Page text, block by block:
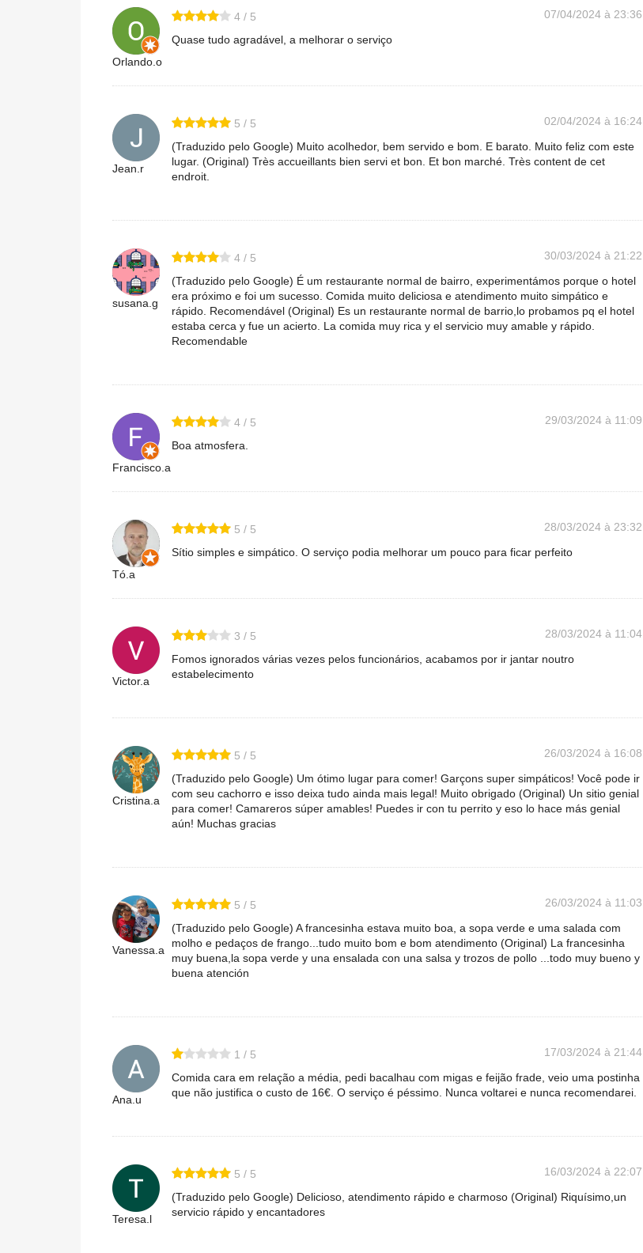
Orlando.o
4 / 5
07/04/2024 à 23:36
Quase tudo agradável, a melhorar o serviço
Jean.r
5 / 5
02/04/2024 à 16:24
(Traduzido pelo Google) Muito acolhedor, bem servido e bom. E barato. Muito feliz com este
lugar. (Original) Très accueillants bien servi et bon. Et bon marché. Très content de cet
endroit.
susana.g
4 / 5
30/03/2024 à 21:22
(Traduzido pelo Google) É um restaurante normal de bairro, experimentámos porque o hotel
era próximo e foi um sucesso. Comida muito deliciosa e atendimento muito simpático e
rápido. Recomendável (Original) Es un restaurante normal de barrio,lo probamos pq el hotel
estaba cerca y fue un acierto. La comida muy rica y el servicio muy amable y rápido.
Recomendable
Francisco.a
4 / 5
29/03/2024 à 11:09
Boa atmosfera.
Tó.a
5 / 5
28/03/2024 à 23:32
Sítio simples e simpático. O serviço podia melhorar um pouco para ficar perfeito
Victor.a
3 / 5
28/03/2024 à 11:04
Fomos ignorados várias vezes pelos funcionários, acabamos por ir jantar noutro
estabelecimento
Cristina.a
5 / 5
26/03/2024 à 16:08
(Traduzido pelo Google) Um ótimo lugar para comer! Garçons super simpáticos! Você pode ir
com seu cachorro e isso deixa tudo ainda mais legal! Muito obrigado (Original) Un sitio genial
para comer! Camareros súper amables! Puedes ir con tu perrito y eso lo hace más genial
aún! Muchas gracias
Vanessa.a
5 / 5
26/03/2024 à 11:03
(Traduzido pelo Google) A francesinha estava muito boa, a sopa verde e uma salada com
molho e pedaços de frango...tudo muito bom e bom atendimento (Original) La francesinha
muy buena,la sopa verde y una ensalada con una salsa y trozos de pollo ...todo muy bueno y
buena atención
Ana.u
1 / 5
17/03/2024 à 21:44
Comida cara em relação a média, pedi bacalhau com migas e feijão frade, veio uma postinha
que não justifica o custo de 16€. O serviço é péssimo. Nunca voltarei e nunca recomendarei.
Teresa.l
5 / 5
16/03/2024 à 22:07
(Traduzido pelo Google) Delicioso, atendimento rápido e charmoso (Original) Riquísimo,un
servicio rápido y encantadores